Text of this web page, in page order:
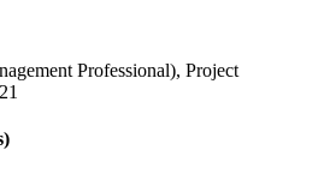
Professional), Project